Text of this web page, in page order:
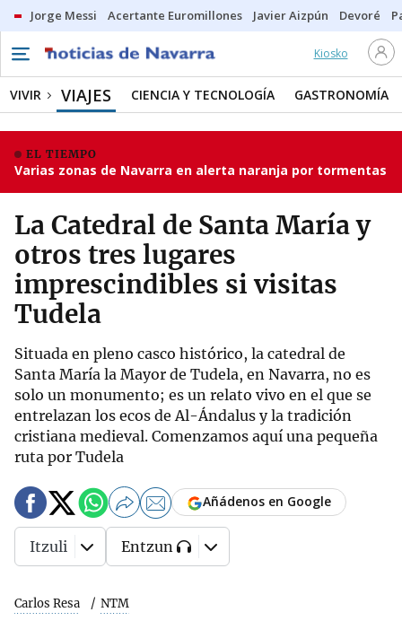
Jorge Messi Acertante Euromillones Javier Aizpún Devoré
Kiosko
VIVIR VIAJES CIENCIA Y TECNOLOGÍA GASTRONOMÍA
EL TIEMPO
Varias zonas de Navarra en alerta naranja por tormentas
La Catedral de Santa María y
otros tres lugares
imprescindibles si visitas
Tudela
Situada en pleno casco histórico, la catedral de
Santa María la Mayor de Tudela, en Navarra, no es
solo un monumento; es un relato vivo en el que se
entrelazan los ecos de Al-Ándalus y la tradición
cristiana medieval. Comenzamos aquí una pequeña
ruta por Tudela
Carlos Resa NTM
Añádenos en Google
Itzuli Entzun